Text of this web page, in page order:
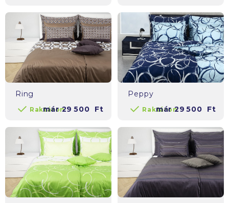
Ring
Raktáron
már29 500 Ft
Peppy
Raktáron
már29 500 Ft